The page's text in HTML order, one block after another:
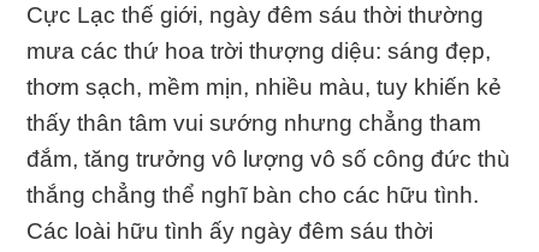
Cực Lạc thế giới, ngày đêm sáu thời thường
mưa các thứ hoa trời thượng diệu: sáng đẹp,
thơm sạch, mềm mịn, nhiều màu, tuy khiến kẻ
thấy thân tâm vui sướng nhưng chẳng tham
đắm, tăng trưởng vô lượng vô số công đức thù
thắng chẳng thể nghĩ bàn cho các hữu tình.
Các loài hữu tình ấy ngày đêm sáu thời